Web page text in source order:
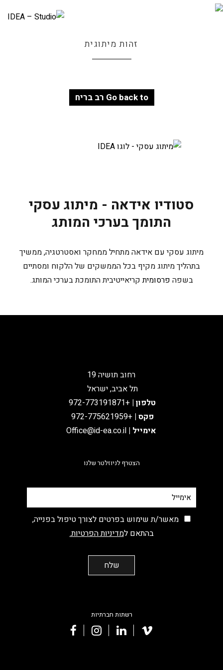
זהות מיתוגית
Go back to רב בריח
סטודיו אידאה - מיתוג עסקי
התומך בערכי המותג
מיתוג עסקי עם אידאה מתחיל ממחקר ואסטרטגיה, ממשיך
בתהליך מיתוג מקיף בכל הממשקים של הלקוח ומסתיים
בשפה פרסומיתקריאייטיבית התומכת בערכי המותג.
רחוב תושיה 19
תל אביב, ישראל
טלפון|
+972-773191871
פקס | +972-775621959
אימייל |
הצטרף לניוזלטר שלנו
מאשר/ת שימוש בפרטים לצורך טיפול בפנייה,
בהתאם למדיניות הפרטיות.
רשתות חברתיות
facebookinstagramlinkedin